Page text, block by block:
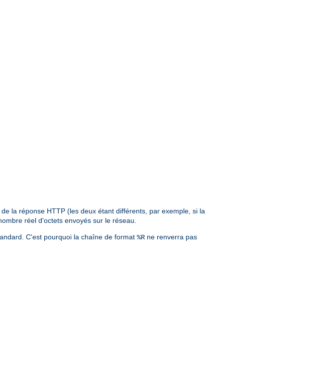
la réponse HTTP (les deux étant différents, par exemple, si la
réel d'octets envoyés sur le réseau.
C'est pourquoi la chaîne de format %R ne renverra pas